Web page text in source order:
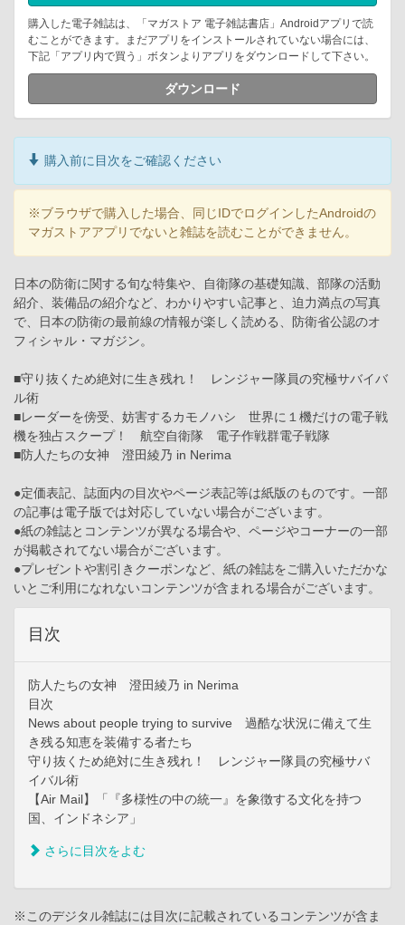
購入した電子雑誌は、「マガストア 電子雑誌書店」Androidアプリで読
むことができます。まだアプリをインストールされていない場合には、
下記「アプリ内で買う」ボタンよりアプリをダウンロードして下さい。
ダウンロード
購入前に目次をご確認ください
※ブラウザで購入した場合、同じIDでログインしたAndroidの
マガストアアプリでないと雑誌を読むことができません。
日本の防衛に関する旬な特集や、自衛隊の基礎知識、部隊の活動
紹介、装備品の紹介など、わかりやすい記事と、迫力満点の写真
で、日本の防衛の最前線の情報が楽しく読める、防衛省公認のオ
フィシャル・マガジン。
■守り抜くため絶対に生き残れ！ レンジャー隊員の究極サバイバ
ル術
■レーダーを傍受、妨害するカモノハシ 世界に１機だけの電子戦
機を独占スクープ！ 航空自衛隊 電子作戦群電子戦隊
■防人たちの女神 澄田綾乃 in Nerima
●定価表記、誌面内の目次やページ表記等は紙版のものです。一部
の記事は電子版では対応していない場合がございます。
●紙の雑誌とコンテンツが異なる場合や、ページやコーナーの一部
が掲載されてない場合がございます。
●プレゼントや割引きクーポンなど、紙の雑誌をご購入いただかな
いとご利用になれないコンテンツが含まれる場合がございます。
目次
防人たちの女神 澄田綾乃 in Nerima
目次
News about people trying to survive 過酷な状況に備えて生
き残る知恵を装備する者たち
守り抜くため絶対に生き残れ！ レンジャー隊員の究極サバ
イバル術
【Air Mail】「『多様性の中の統一』を象徴する文化を持つ
国、インドネシア」
さらに目次をよむ
※このデジタル雑誌には目次に記載されているコンテンツが含ま